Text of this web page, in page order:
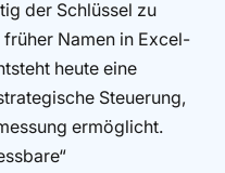
der Schlüssel zu
Namen in Excel-
heute eine
Steuerung,
ermöglicht.